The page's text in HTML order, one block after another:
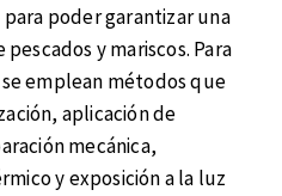
poder garantizar una
y mariscos. Para
emplean métodos que
aplicación de
mecánica,
y exposición a la luz